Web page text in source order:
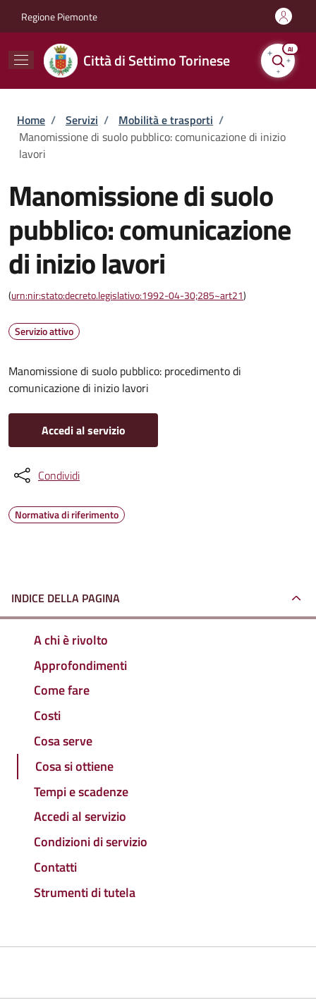
Regione Piemonte
Città di Settimo Torinese
AI
Briciole di pane
Home / Servizi / Mobilità e trasporti /
Manomissione di suolo pubblico: comunicazione di inizio
lavori
Manomissione di suolo
pubblico: comunicazione
di inizio lavori
(urn:nir:stato:decreto.legislativo:1992-04-30;285~art21)
Servizio attivo
Manomissione di suolo pubblico: procedimento di
comunicazione di inizio lavori
Accedi al servizio
Condividi
Normativa di riferimento
INDICE DELLA PAGINA
A chi è rivolto
Approfondimenti
Come fare
Costi
Cosa serve
Cosa si ottiene
Tempi e scadenze
Accedi al servizio
Condizioni di servizio
Contatti
Strumenti di tutela